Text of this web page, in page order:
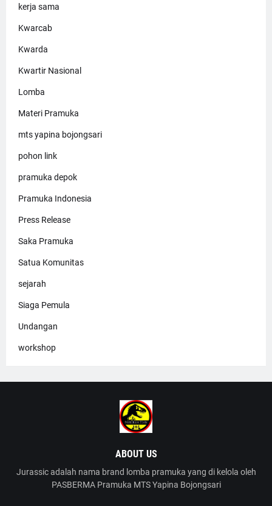
kerja sama
Kwarcab
Kwarda
Kwartir Nasional
Lomba
Materi Pramuka
mts yapina bojongsari
pohon link
pramuka depok
Pramuka Indonesia
Press Release
Saka Pramuka
Satua Komunitas
sejarah
Siaga Pemula
Undangan
workshop
ABOUT US
Jurassic adalah nama brand lomba pramuka yang di kelola oleh
PASBERMA Pramuka MTS Yapina Bojongsari